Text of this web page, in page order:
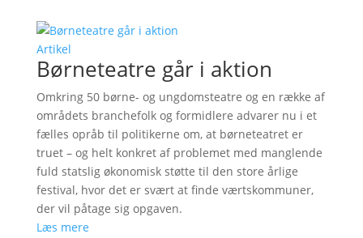
Artikel
Børneteatre går i aktion
Omkring 50 børne- og ungdomsteatre og en række af
områdets branchefolk og formidlere advarer nu i et
fælles opråb til politikerne om, at børneteatret er
truet – og helt konkret af problemet med manglende
fuld statslig økonomisk støtte til den store årlige
festival, hvor det er svært at finde værtskommuner,
der vil påtage sig opgaven.
Læs mere